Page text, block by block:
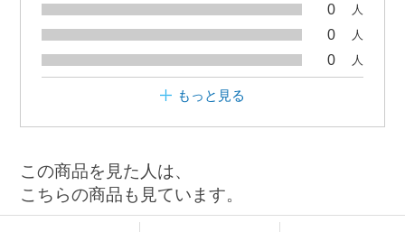
0 人
0 人
0 人
もっと見る
この商品を見た人は、
こちらの商品も見ています。